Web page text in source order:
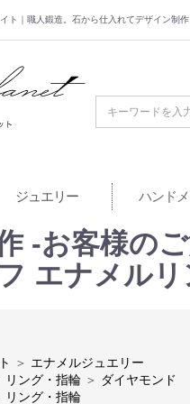
ト｜職人鍛造。石から仕入れてデザイン制作
公式サ
ジュエリー ハンド
作 -お客様の
エナメル
＞ エナメルジュエリー
リング・指輪 ＞ ダイヤモンド
リング・指輪